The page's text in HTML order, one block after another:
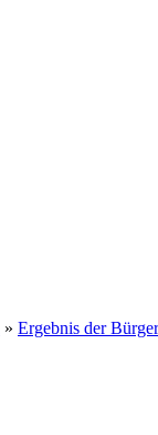
» Ergebnis der